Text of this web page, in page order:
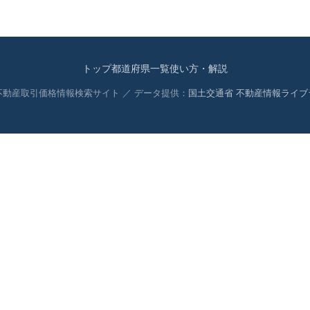
トップ都道府県一覧使い方・解説
産取引価格情報検索サイト ／ データ提供： 国土交通省 不動産情報ライブ